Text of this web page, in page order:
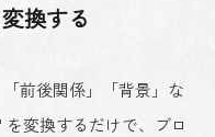
換する
前後関係」「背景」な
変換するだけで、ブロ